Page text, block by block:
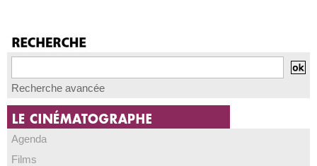
Recherche avancée
Agenda
Films